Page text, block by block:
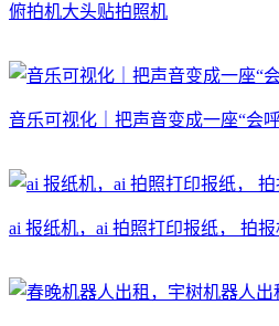
俯拍机大头贴拍照机
音乐可视化｜把声音变成一座“会
ai 报纸机，ai 拍照打印报纸， 拍